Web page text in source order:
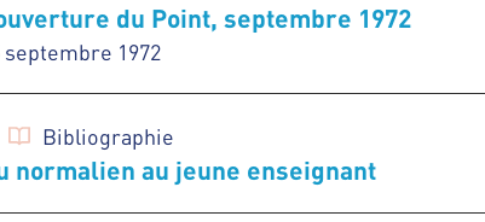
du Point, septembre 1972
septembre 1972
Bibliographie
normalien au jeune enseignant